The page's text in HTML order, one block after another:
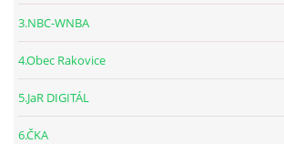
3.NBC-WNBA
4.Obec Rakovice
5.JaR DIGITÁL
6.ČKA